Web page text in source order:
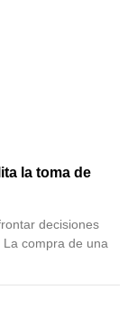
la toma de
decisiones
compra de una